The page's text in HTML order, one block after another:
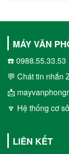
MÁY VĂN
☎️ 0988.55.33.53
💬 Chát tin nhắn
📩
🔽 Hệ thống cơ
LIÊN KẾT